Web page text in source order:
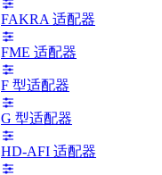
FAKRA 适配器
FME 适配器
F 型适配器
G 型适配器
HD-AFI 适配器